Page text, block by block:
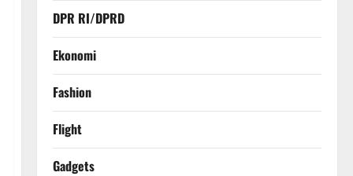
DPR RI/DPRD
Ekonomi
Fashion
Flight
Gadgets